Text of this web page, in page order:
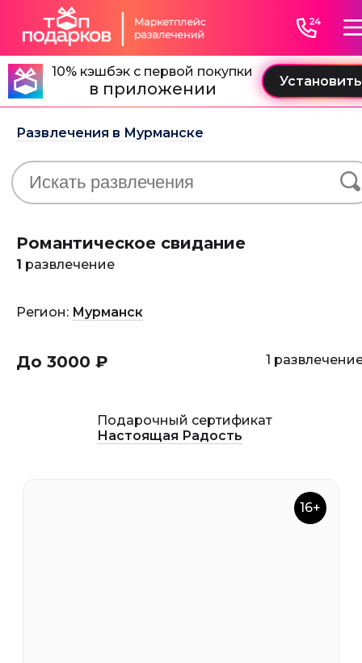
10% кэшбэк с первой покупки
в приложении
Развлечения в Мурманске
Романтическое свидание
1 развлечение
Регион: Мурманск
До 3000 ₽ 1
Подарочный сертификат
Настоящая Радость
16+